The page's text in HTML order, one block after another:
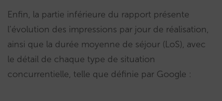
Enfin, la partie inférieure du rapport présente
l’évolution des impressions par jour de réalisation,
ainsi que la durée moyenne de séjour (LoS), avec
le détail de chaque type de situation
concurrentielle, telle que définie par Google :